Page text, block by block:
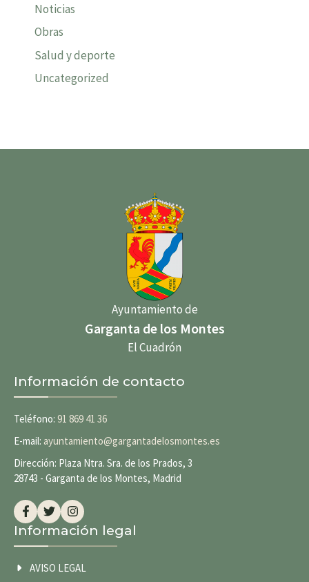
Noticias
Obras
Salud y deporte
Uncategorized
Ayuntamiento de
Garganta de los Montes
El Cuadrón
Información de contacto
Teléfono: 91 869 41 36
E-mail: ayuntamiento@gargantadelosmontes.es
Dirección: Plaza Ntra. Sra. de los Prados, 3
28743 - Garganta de los Montes, Madrid
Información legal
AVISO LEGAL